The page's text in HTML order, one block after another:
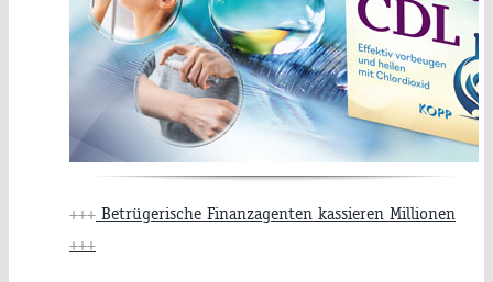
+++ Betrügerische Finanzagenten kassieren Millionen
+++